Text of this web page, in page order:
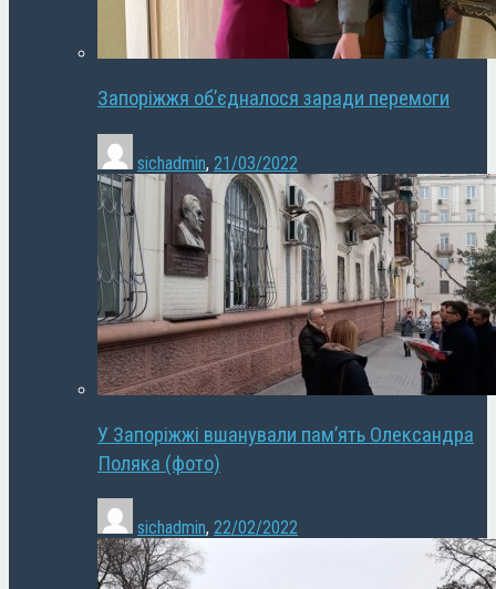
Запоріжжя об’єдналося заради перемоги
sichadmin, 21/03/2022
У Запоріжжі вшанували пам’ять Олександра
Поляка (фото)
sichadmin, 22/02/2022